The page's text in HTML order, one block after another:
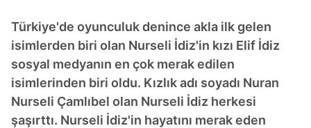
Türkiye'de oyunculuk denince akla ilk gelen
isimlerden biri olan Nurseli İdiz'in kızı Elif İdiz
sosyal medyanın en çok merak edilen
isimlerinden biri oldu. Kızlık adı soyadı Nuran
Nurseli Çamlıbel olan Nurseli İdiz herkesi
şaşırttı. Nurseli İdiz'in hayatını merak eden